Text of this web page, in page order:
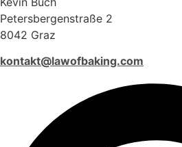
Petersbergenstraße 2
8042 Graz
kontakt@lawofbaking.com